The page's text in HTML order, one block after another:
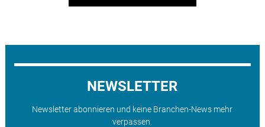
NEWSLETTER
Newsletter abonnieren und keine Branchen-News mehr
verpassen.